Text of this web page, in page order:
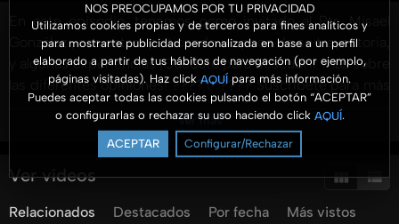
NOS PREOCUPAMOS POR TU PRIVACIDAD
Utilizamos cookies propias y de terceros para fines analíticos y
para mostrarte publicidad personalizada en base a un perfil
elaborado a partir de tus hábitos de navegación (por ejemplo,
páginas visitadas). Haz click AQUÍ para más información.
Puedes aceptar todas las cookies pulsando el botón “ACEPTAR”
o configurarlas o rechazar su uso haciendo click AQUÍ.
ACEPTAR Configurar/Rechazar
En este episodio, tenemos como invitado al Ptr. Misael
González , nos estará platicando un poco de su trayectoria,
y algunas experiencias ¡Quédate para descubrir más sobre
las diferentes opiniones! ????✨ ???? Suscríbete para más
episodios inspiradores y compártelo con alguien que
pueda necesitarlo.
Spotify:
Ver más
Ver vídeos
Relacionados Destacados Por fecha
Más vistos